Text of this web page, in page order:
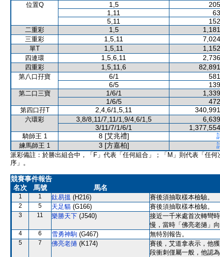
位置Q 1,5
1,11
5,11
二重彩 1,5
三重彩 1,5,11
單T 1,5,11
四連環 1,5,6,11
四重彩 1,5,11,6
第八口孖寶 6/1
6/5
第二口三寶 1/6/1
1/6/5
第四口孖T 2,4,6/1,5,11
六環彩 3,8/8,11/7,11/1,9/4,6/1,5
3/11/7/1/6/1
騎師王 1 8 [艾兆禮]
練馬師王 1 3 [方嘉柏]
派彩備註：於勝出組合中，「F」代表「任何組合」；「M」則代表「任何
序」。
競賽事件報告
名次
馬號 馬名
1 1 鈦易搵 (H216) 賽後須抽取樣本檢驗。
2 5 天足貓 (G166) 賽後須抽取樣本檢驗。
3 11 樂勝天下 (J540)
接近一千米處首次轉彎
慢，當時「佛亮老撾」
4 6 雪勇神駒 (G467) 無特別報告。
5 7 佛亮老撾 (K174)
賽後，艾道拿表示，他
段衝刺僅屬一般，他認